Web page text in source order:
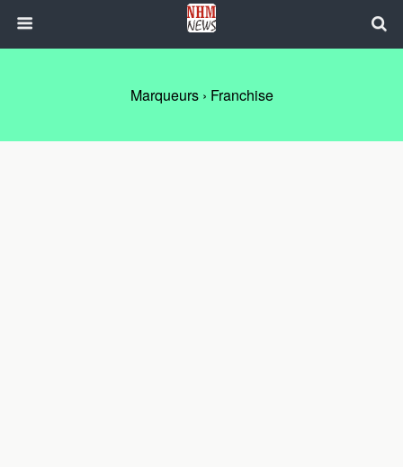
Marqueurs › Franchise